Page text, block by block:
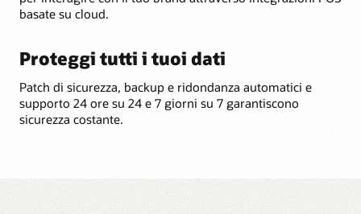
basate su cloud.
Proteggi tutti i tuoi dati
Patch di sicurezza, backup e ridondanza automatici e
supporto 24 ore su 24 e 7 giorni su 7 garantiscono
sicurezza costante.